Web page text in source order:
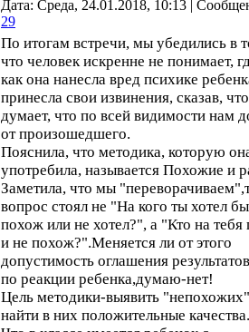
Дата: Среда, 24.01.2018, 10:13 |
29
По итогам встречи, мы убедились в
что человек искренне не понимает,
как она нанесла вред психике
принесла свои извинения, сказав, что
думает, что по всей видимости нам
от произошедшего.
Пояснила, что методика, которую
употребила, называется Похожие и
Заметила, что мы
вопрос стоял не "На кого ты хотел
похож или не хотел?", а "Кто на
и не похож?".Меняется ли от этого
допустимость оглашения
по реакции ребенка,думаю-нет!
Цель методики-выявить
найти в них положительные качества.